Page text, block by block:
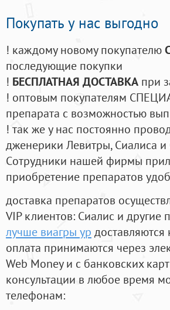
Покупать у нас выгодно
! каждому новому покупателю
последующие покупки
! БЕСПЛАТНАЯ ДОСТАВКА при
! оптовым покупателям
препарата с возможностью
! так же у нас постоянно
дженерики Левитры, Сиалиса
Cотрудники нашей фирмы
приобретение препаратов
доставка препаратов
VIP клиентов: Сиалис и
лучше виагры ур доставляются
оплата принимаются через
Web Money и с банковских
консультации в любое время
телефонам: